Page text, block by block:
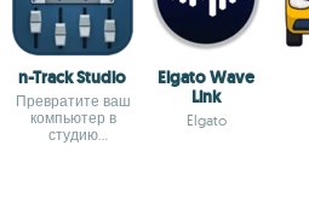
n-Track Studio
Превратите ваш
компьютер в
студию
Elgato Wave
Link
Elgato